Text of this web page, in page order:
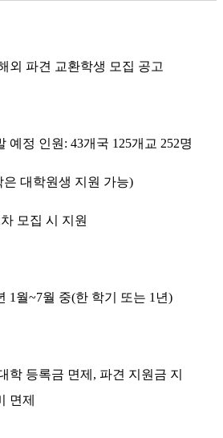
외 파견 교환학생 모집 공고
예정 인원: 43개국 125개교 252명
은 대학원생 지원 가능)
모집 시 지원
1월~7월 중(한 학기 또는 1년)
학 등록금 면제, 파견 지원금 지
면제